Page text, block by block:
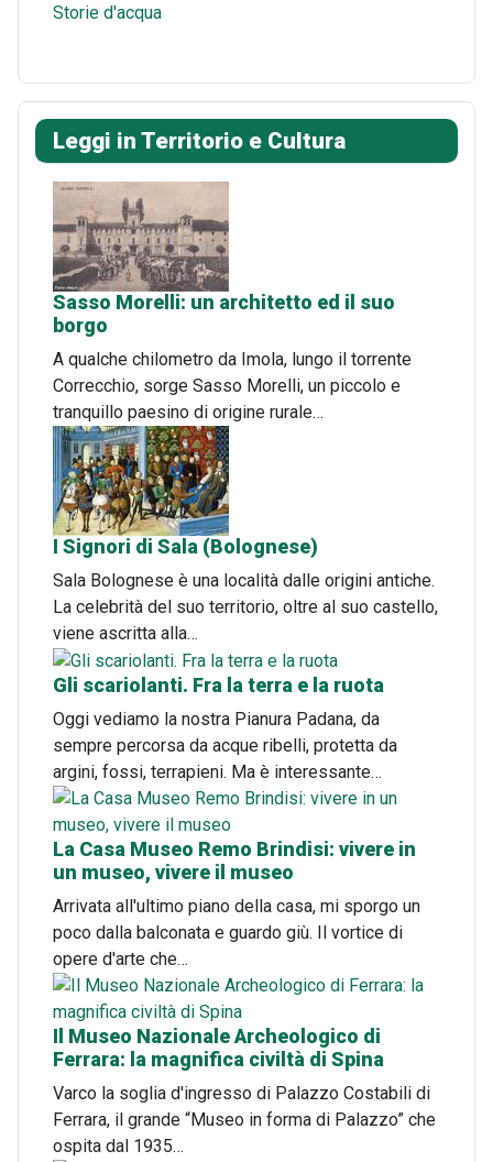
Storie d'acqua
Leggi in Territorio e Cultura
Sasso Morelli: un architetto ed il suo
borgo
A qualche chilometro da Imola, lungo il torrente
Correcchio, sorge Sasso Morelli, un piccolo e
tranquillo paesino di origine rurale…
I Signori di Sala (Bolognese)
Sala Bolognese è una località dalle origini antiche.
La celebrità del suo territorio, oltre al suo castello,
viene ascritta alla…
Gli scariolanti. Fra la terra e la ruota
Oggi vediamo la nostra Pianura Padana, da
sempre percorsa da acque ribelli, protetta da
argini, fossi, terrapieni. Ma è interessante…
La Casa Museo Remo Brindisi: vivere in
un museo, vivere il museo
Arrivata all'ultimo piano della casa, mi sporgo un
poco dalla balconata e guardo giù. Il vortice di
opere d'arte che…
Il Museo Nazionale Archeologico di
Ferrara: la magnifica civiltà di Spina
Varco la soglia d'ingresso di Palazzo Costabili di
Ferrara, il grande “Museo in forma di Palazzo” che
ospita dal 1935…